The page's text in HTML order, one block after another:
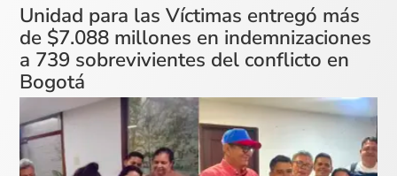
Unidad para las Víctimas entregó más
de $7.088 millones en indemnizaciones
a 739 sobrevivientes del conflicto en
Bogotá